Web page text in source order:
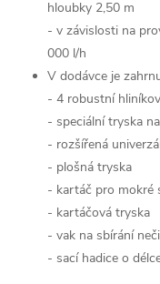
hloubky 2,50 m
- v závislosti na
000 l/h
V dodávce je
- 4 robustní
- speciální tryska
- rozšířená
- plošná tryska
- kartáč pro mokré
- kartáčová tryska
- vak na sbírání
- sací hadice o